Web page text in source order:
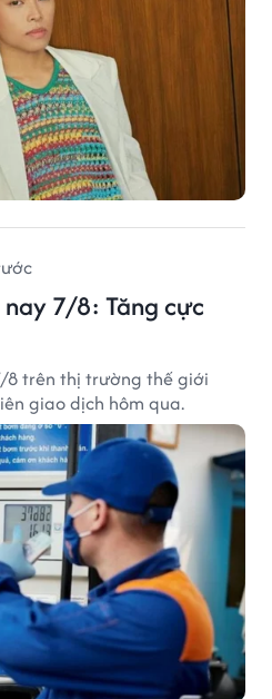
7/8: Tăng cực
8 trên thị trường thế giới
giao dịch hôm qua.